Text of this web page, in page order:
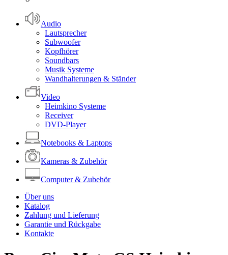
Audio
Lautsprecher
Subwoofer
Kopfhörer
Soundbars
Musik Systeme
Wandhalterungen & Ständer
Video
Heimkino Systeme
Receiver
DVD-Player
Notebooks & Laptops
Kameras & Zubehör
Computer & Zubehör
Über uns
Katalog
Zahlung und Lieferung
Garantie und Rückgabe
Kontakte